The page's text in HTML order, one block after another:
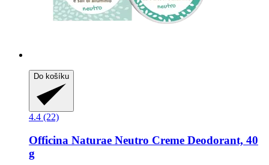
Do košíku
4.4 (22)
Officina Naturae Neutro Creme Deodorant, 40
g